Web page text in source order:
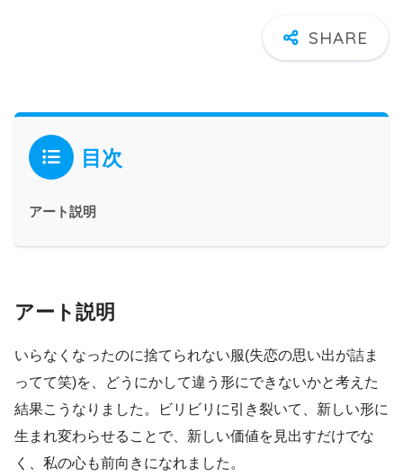
目次
アート説明
アート説明
いらなくなったのに捨てられない服(失恋の思い出が詰ま
ってて笑)を、どうにかして違う形にできないかと考えた
結果こうなりました。ビリビリに引き裂いて、新しい形に
生まれ変わらせることで、新しい価値を見出すだけでな
く、私の心も前向きになれました。